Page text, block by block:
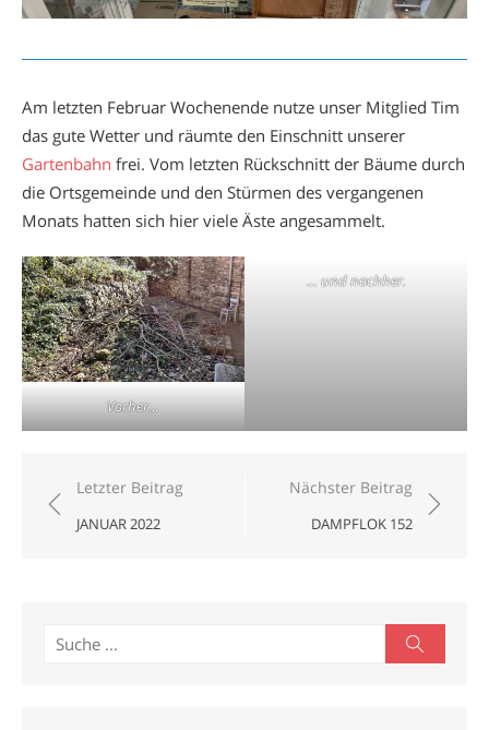
Am letzten Februar Wochenende nutze unser Mitglied Tim
das gute Wetter und räumte den Einschnitt unserer
Gartenbahn frei. Vom letzten Rückschnitt der Bäume durch
die Ortsgemeinde und den Stürmen des vergangenen
Monats hatten sich hier viele Äste angesammelt.
Vorher…
… und nachher.
Beitragsnavigation
Letzter Beitrag
JANUAR 2022
Nächster Beitrag
DAMPFLOK 152
Search